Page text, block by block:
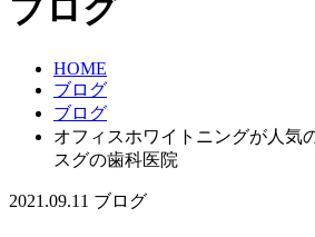
ブログ
HOME
ブログ
ブログ
オフィスホワイトニングが人気
スグの歯科医院
2021.09.11 ブログ